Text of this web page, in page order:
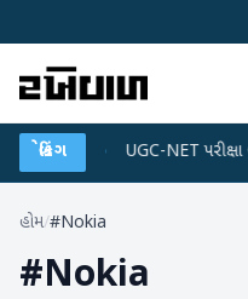
બ્રેકિંગ
પ્લાન UGC-NET પરીક્ષા
હોમ/#Nokia
#Nokia